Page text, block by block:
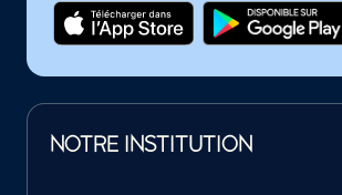
NOTRE INSTITUTION